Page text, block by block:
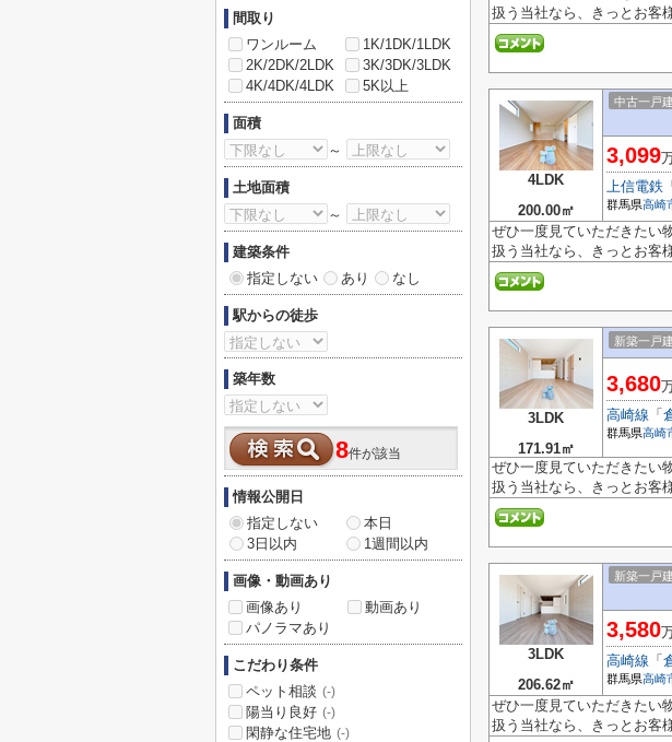
扱う当社なら、きっとお客
4LDK
200.00㎡
中古一戸建
3,099
上信電鉄 「
群馬県高崎
ぜひ一度見ていただきたい
扱う当社なら、きっとお客
3LDK
171.91㎡
新築一戸建
3,680
高崎線 「
群馬県高崎
ぜひ一度見ていただきたい
扱う当社なら、きっとお客
3LDK
206.62㎡
新築一戸建
3,580
高崎線 「
群馬県高崎
ぜひ一度見ていただきたい
扱う当社なら、きっとお客
間取り
ワンルーム
1K/1DK/1LDK
2K/2DK/2LDK
3K/3DK/3LDK
4K/4DK/4LDK
5K以上
面積
～
土地面積
～
建築条件
指定しない
あり なし
駅からの徒歩
築年数
8件が該当
情報公開日
指定しない
本日
3日以内
1週間以内
画像・動画あり
画像あり
動画あり
パノラマあり
こだわり条件
ペット相談 (-)
陽当り良好 (-)
閑静な住宅地 (-)